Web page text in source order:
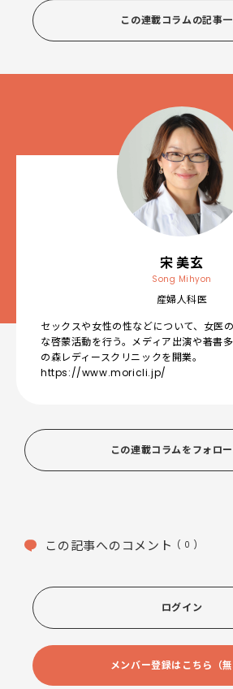
この連載コラムの記事
宋 美玄
Song Mihyon
産婦人科医
セックスや女性の性などについて、女医
な啓蒙活動を行う。メディア出演や著書
の森レディースクリニックを開業。
https://www.moricli.jp/
この連載コラムをフォロ
この記事へのコメント ( 0 )
ログイン
メンバー登録はこちら（無